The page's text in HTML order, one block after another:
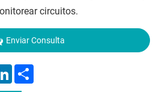
circuitos.
Enviar Consulta
LinkedIn